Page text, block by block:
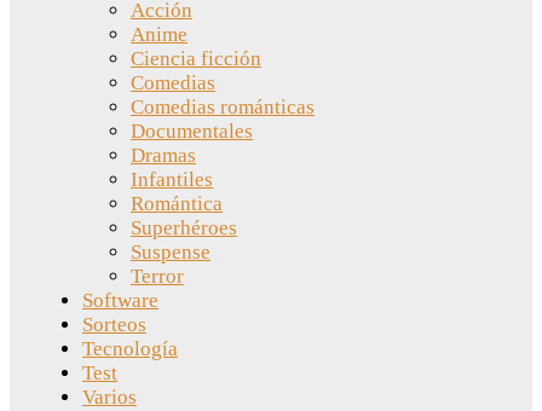
Acción
Anime
Ciencia ficción
Comedias
Comedias románticas
Documentales
Dramas
Infantiles
Romántica
Superhéroes
Suspense
Terror
Software
Sorteos
Tecnología
Test
Varios